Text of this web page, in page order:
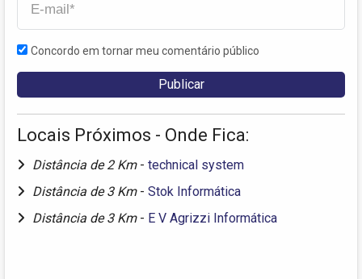
Concordo em tornar meu comentário público
Locais Próximos - Onde Fica:
Distância de 2 Km - technical system
Distância de 3 Km - Stok Informática
Distância de 3 Km - E V Agrizzi Informática